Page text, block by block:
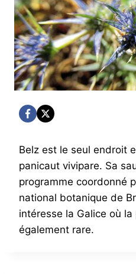
Belz est le seul endroit
panicaut vivipare. Sa
programme coordonné
national botanique de
intéresse la Galice où
également rare.